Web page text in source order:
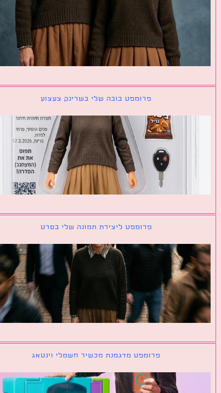
פרומפט בובה שלי בשרינק צעצוע
פרומפט ליצירת תמונה שלי בסרט
פרומפט מדגמנת מכשיר חשמלי וינטאג